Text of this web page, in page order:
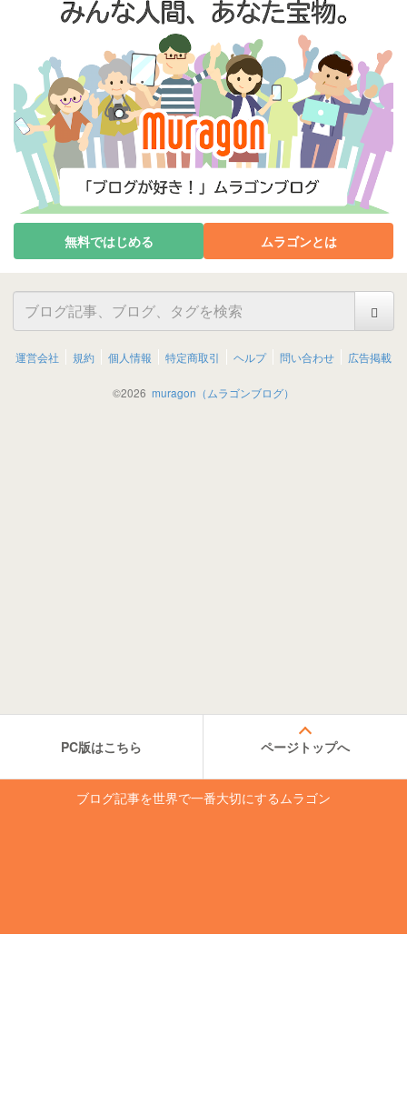
無料ではじめる ムラゴンとは
運営会社 規約 個人情報 特定商取引 ヘルプ 問い合わせ 広告掲載
©2026 muragon（ムラゴンブログ）
PC版はこちら ページトップへ
ブログ記事を世界で一番大切にするムラゴン